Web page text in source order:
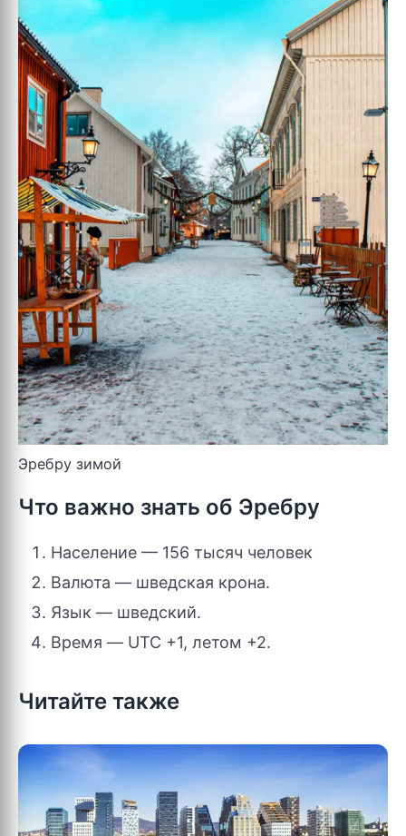
Эребру зимой
Что важно знать об Эребру
Население — 156 тысяч человек
Валюта — шведская крона.
Язык — шведский.
Время — UTC +1, летом +2.
Читайте также